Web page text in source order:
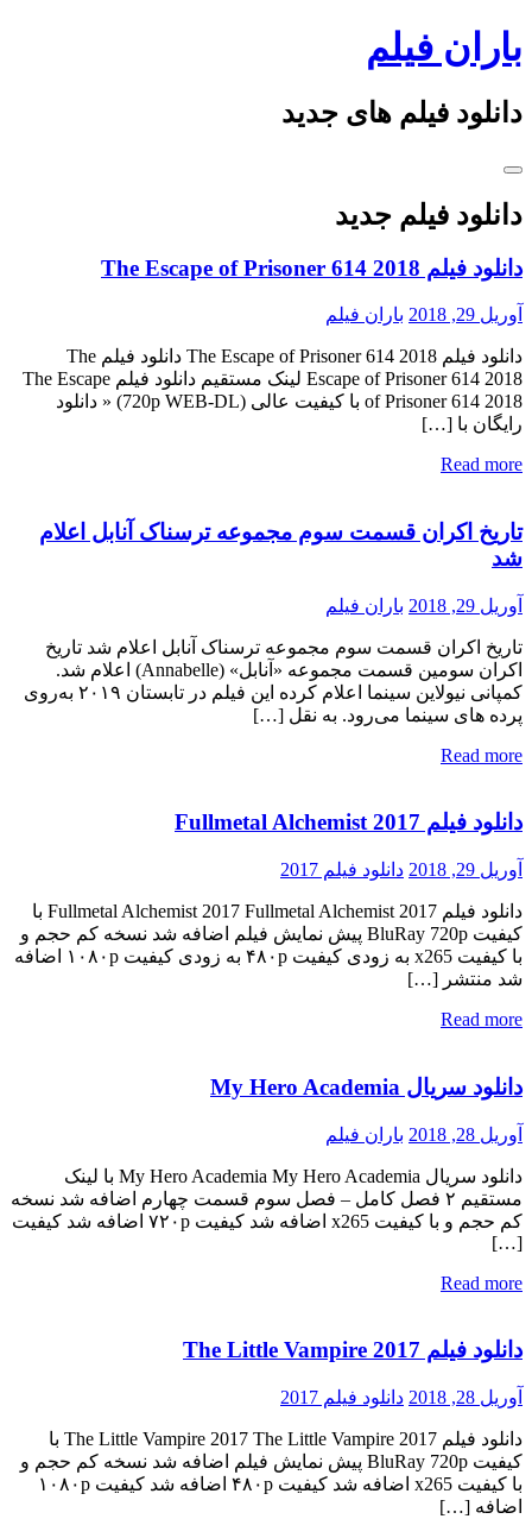
Skip
to
content
باران فیلم
دانلود فیلم های جدید
دانلود فیلم جدید
دانلود فیلم The Escape of Prisoner 614 2018
آوریل 29, 2018 باران فیلم
دانلود فیلم The Escape of Prisoner 614 2018 دانلود فیلم The
Escape of Prisoner 614 2018 لینک مستقیم دانلود فیلم The Escape
of Prisoner 614 2018 با کیفیت عالی (720p WEB-DL) « دانلود
رایگان با […]
Read more
تاریخ اکران قسمت سوم مجموعه ترسناک آنابل اعلام
شد
آوریل 29, 2018 باران فیلم
تاریخ اکران قسمت سوم مجموعه ترسناک آنابل اعلام شد تاریخ
اکران سومین قسمت مجموعه «آنابل» (Annabelle) اعلام شد.
کمپانی نیولاین سینما اعلام کرده این فیلم در تابستان ۲۰۱۹ به‌روی
پرده های سینما می‌رود. به نقل […]
Read more
دانلود فیلم Fullmetal Alchemist 2017
آوریل 29, 2018 دانلود فیلم 2017
دانلود فیلم Fullmetal Alchemist 2017 Fullmetal Alchemist 2017 با
کیفیت BluRay 720p پیش نمایش فیلم اضافه شد نسخه کم حجم و
با کیفیت x265 به زودی کیفیت ۴۸۰p به زودی کیفیت ۱۰۸۰p اضافه
شد منتشر […]
Read more
دانلود سریال My Hero Academia
آوریل 28, 2018 باران فیلم
دانلود سریال My Hero Academia My Hero Academia با لینک
مستقیم ۲ فصل کامل – فصل سوم قسمت چهارم اضافه شد نسخه
کم حجم و با کیفیت x265 اضافه شد کیفیت ۷۲۰p اضافه شد کیفیت
[…]
Read more
دانلود فیلم The Little Vampire 2017
آوریل 28, 2018 دانلود فیلم 2017
دانلود فیلم The Little Vampire 2017 The Little Vampire 2017 با
کیفیت BluRay 720p پیش نمایش فیلم اضافه شد نسخه کم حجم و
با کیفیت x265 اضافه شد کیفیت ۴۸۰p اضافه شد کیفیت ۱۰۸۰p
اضافه […]